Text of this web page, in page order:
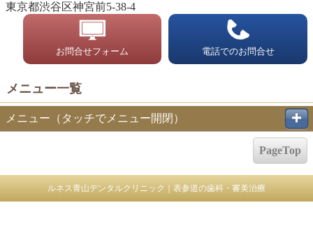
東京都渋谷区神宮前5-38-4
電話でのお問合せ
お問合せフォーム
メニュー一覧
メニュー（タッチでメニュー開閉）
PageTop
ルネス青山デンタルクリニック｜表参道の歯科・審美治療